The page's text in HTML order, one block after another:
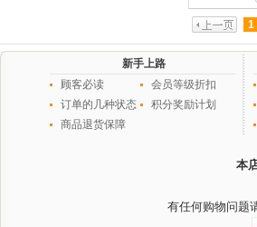
1
新手上路
顾客必读
会员等级折扣
订单的几种状态
积分奖励计划
商品退货保障
本
有任何购物问题